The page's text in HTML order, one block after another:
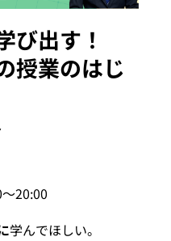
び出す！
授業のはじ
20:00
学んでほしい。